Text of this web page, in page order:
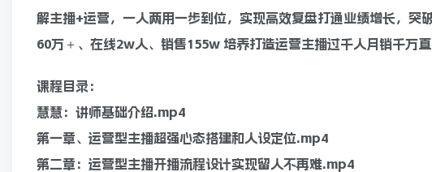
解主播+运营，一人两用一步到位，实现高效复盘打通业绩增长，突
60万＋、在线2w人、销售155w 培养打造运营主播过千人月销千万直
课程目录：
慧慧：讲师基础介绍.mp4
第一章、运营型主播超强心态搭建和人设定位.mp4
第二章：运营型主播开播流程设计实现留人不再难.mp4